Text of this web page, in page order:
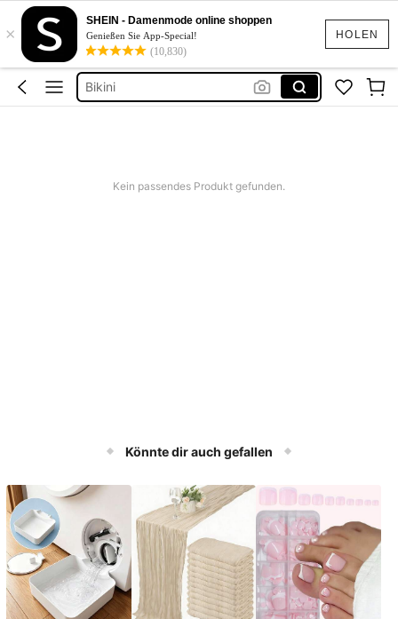
HOLEN
×
SHEIN - Damenmode online shoppen
Genießen Sie App-Special!
(10,830)
Festival Outfit Damen
Squishies
Sommerkleider Für Damen
Bikini
Kein passendes Produkt gefunden.
Könnte dir auch gefallen